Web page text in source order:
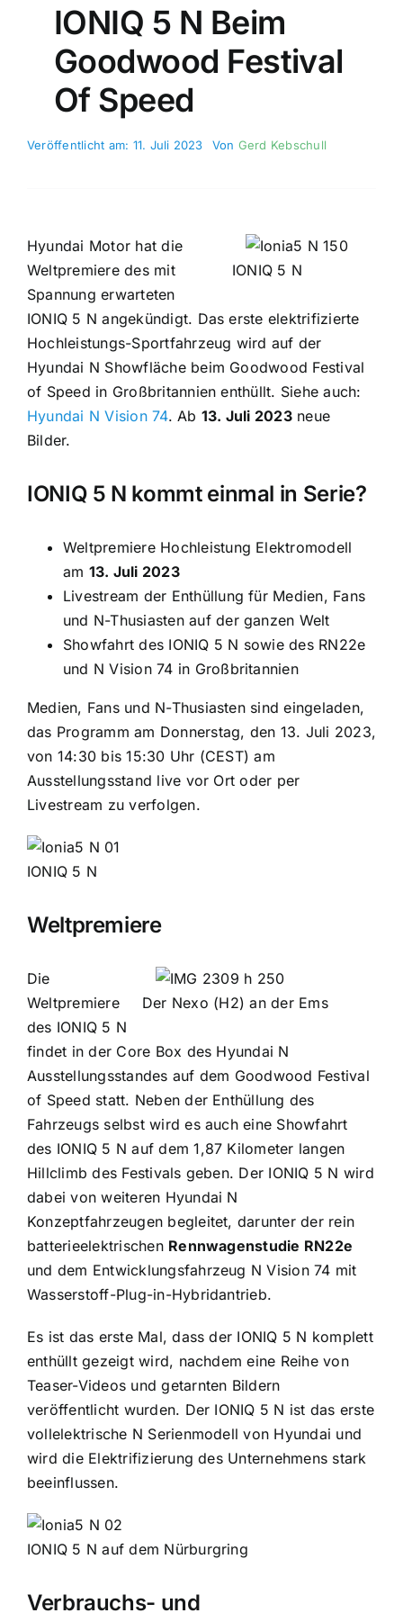
IONIQ 5 N Beim
Goodwood Festival
Of Speed
Veröffentlicht am: 11. Juli 2023 Von Gerd Kebschull
IONIQ 5 N
Hyundai Motor hat die
Weltpremiere des mit
Spannung erwarteten
IONIQ 5 N angekündigt. Das erste elektrifizierte
Hochleistungs-Sportfahrzeug wird auf der
Hyundai N Showfläche beim Goodwood Festival
of Speed in Großbritannien enthüllt. Siehe auch:
Hyundai N Vision 74. Ab 13. Juli 2023neue
Bilder.
IONIQ 5 N kommt einmal in Serie?
Weltpremiere Hochleistung Elektromodell
am 13. Juli 2023
Livestream der Enthüllung für Medien, Fans
und N-Thusiasten auf der ganzen Welt
Showfahrt des IONIQ 5 N sowie des RN22e
und N Vision 74 in Großbritannien
Medien, Fans und N-Thusiasten sind eingeladen,
das Programm am Donnerstag, den 13. Juli 2023,
von 14:30 bis 15:30 Uhr (CEST) am
Ausstellungsstand live vor Ort oder per
Livestream zu verfolgen.
IONIQ 5 N
Weltpremiere
Der Nexo (H2) an der Ems
Die
Weltpremiere
des IONIQ 5 N
findet in der Core Box des Hyundai N
Ausstellungsstandes auf dem Goodwood Festival
of Speed statt. Neben der Enthüllung des
Fahrzeugs selbst wird es auch eine Showfahrt
des IONIQ 5 N auf dem 1,87 Kilometer langen
Hillclimb des Festivals geben. Der IONIQ 5 N wird
dabei von weiteren Hyundai N
Konzeptfahrzeugen begleitet, darunter der rein
batterieelektrischen Rennwagenstudie RN22e
und dem Entwicklungsfahrzeug N Vision 74 mit
Wasserstoff-Plug-in-Hybridantrieb.
Es ist das erste Mal, dass der IONIQ 5 N komplett
enthüllt gezeigt wird, nachdem eine Reihe von
Teaser-Videos und getarnten Bildern
veröffentlicht wurden. Der IONIQ 5 N ist das erste
vollelektrische N Serienmodell von Hyundai und
wird die Elektrifizierung des Unternehmens stark
beeinflussen.
IONIQ 5 N auf dem Nürburgring
Verbrauchs- und